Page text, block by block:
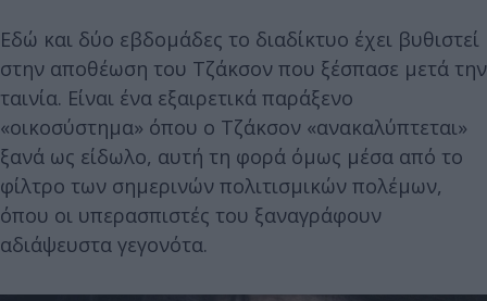
Εδώ και δύο εβδομάδες το διαδίκτυο έχει βυθιστεί
στην αποθέωση του Τζάκσον που ξέσπασε μετά την
ταινία. Είναι ένα εξαιρετικά παράξενο
«οικοσύστημα» όπου ο Τζάκσον «ανακαλύπτεται»
ξανά ως είδωλο, αυτή τη φορά όμως μέσα από το
φίλτρο των σημερινών πολιτισμικών πολέμων,
όπου οι υπερασπιστές του ξαναγράφουν
αδιάψευστα γεγονότα.